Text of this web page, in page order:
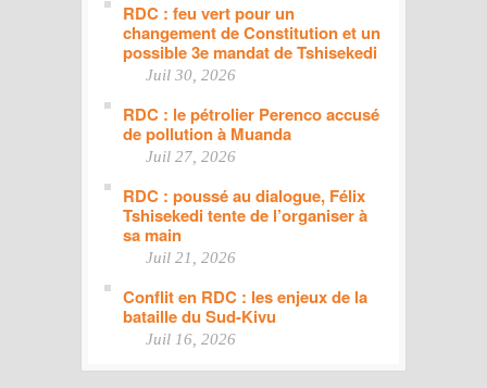
RDC : feu vert pour un
changement de Constitution et un
possible 3e mandat de Tshisekedi
Juil 30, 2026
RDC : le pétrolier Perenco accusé
de pollution à Muanda
Juil 27, 2026
RDC : poussé au dialogue, Félix
Tshisekedi tente de l’organiser à
sa main
Juil 21, 2026
Conflit en RDC : les enjeux de la
bataille du Sud-Kivu
Juil 16, 2026